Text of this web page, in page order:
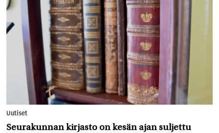
Uutiset
Seurakunnan kirjasto on kesän ajan suljettu